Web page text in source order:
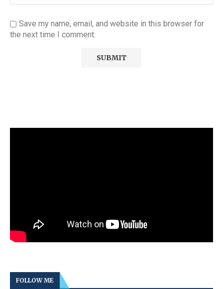
Save my name, email, and website in this browser for
the next time I comment.
FOLLOW ME